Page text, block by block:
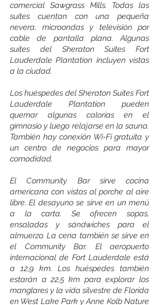
comercial Sawgrass Mills. Todas las
suites cuentan con una pequeña
nevera, microondas y televisión por
cable de pantalla plana. Algunas
suites del Sheraton Suites Fort
Lauderdale Plantation incluyen vistas
a la ciudad.
Los huéspedes del Sheraton Suites Fort
Lauderdale Plantation pueden
quemar algunas calorías en el
gimnasio y luego relajarse en la sauna.
También hay conexión Wi-Fi gratuita y
un centro de negocios para mayor
comodidad.
El Community Bar sirve cocina
americana con vistas al porche al aire
libre. El desayuno se sirve en un menú
a la carta. Se ofrecen sopas,
ensaladas y sándwiches para el
almuerzo. La cena también se sirve en
el Community Bar. El aeropuerto
internacional de Fort Lauderdale está
a 12,9 km. Los huéspedes también
estarán a 22,5 km para explorar los
manglares y la vida silvestre de Florida
en West Lake Park y Anne Kolb Nature